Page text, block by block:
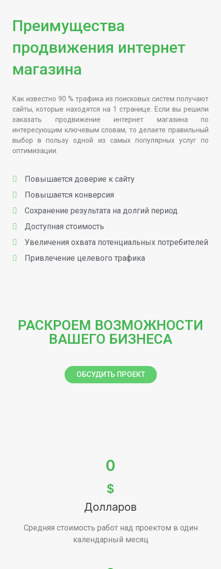
Преимущества
продвижения интернет
магазина
Как известно 90 % трафика из поисковых систем получают
сайты, которые находятся на 1 странице. Если вы решили
заказать продвижение интернет магазина по
интересующим ключевым словам, то делаете правильный
выбор в пользу одной из самых популярных услуг по
оптимизации.
Повышается доверие к сайту
Повышается конверсия
Сохранение результата на долгий период
Доступная стоимость
Увеличения охвата потенциальных потребителей
Привлечение целевого трафика
РАСКРОЕМ ВОЗМОЖНОСТИ
ВАШЕГО БИЗНЕСА
ОБСУДИТЬ ПРОЕКТ
0
$
Долларов
Средняя стоимость работ над проектом в один
календарный месяц